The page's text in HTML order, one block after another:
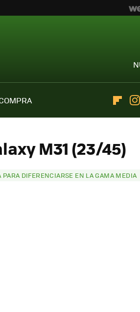
M31 (23/45)
DIFERENCIARSE EN LA GAMA MEDIA